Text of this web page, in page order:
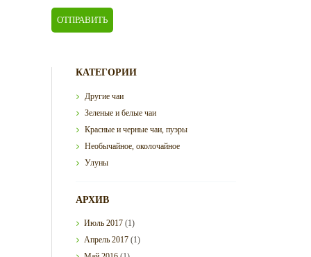
КАТЕГОРИИ
Другие чаи
Зеленые и белые чаи
Красные и черные чаи, пуэры
Необычайное, околочайное
Улуны
АРХИВ
Июль2017 (1)
Апрель2017 (1)